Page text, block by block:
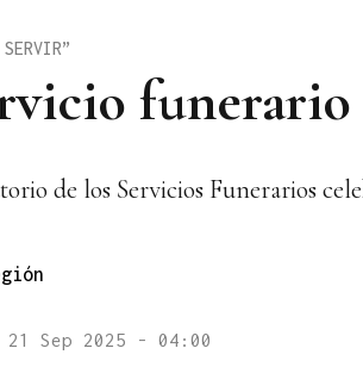
de los Servicios Funerarios
21 Sep 2025 - 04:00